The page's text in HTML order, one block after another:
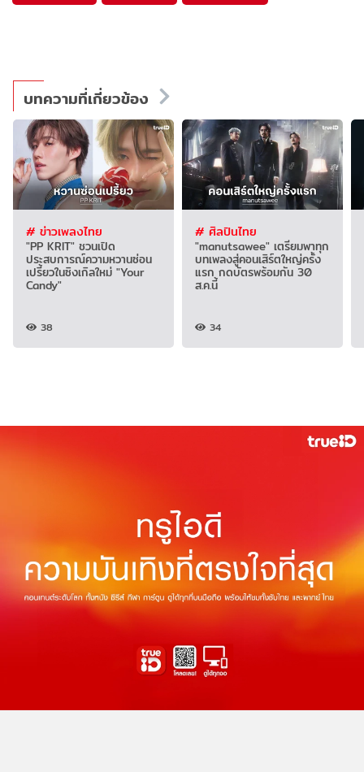
บทความที่เกี่ยวข้อง
# ข่าวเพลงไทย
"PP KRIT" ชวนเปิด
ประสบการณ์ความหวานซ่อน
เปรี้ยวในซิงเกิลใหม่ "Your
Candy"
38
# ศิลปินไทย
"manutsawee" เตรียมพาทุก
บทเพลงสู่คอนเสิร์ตใหญ่ครั้ง
แรก กดบัตรพร้อมกัน 30
ส.ค.นี้
34